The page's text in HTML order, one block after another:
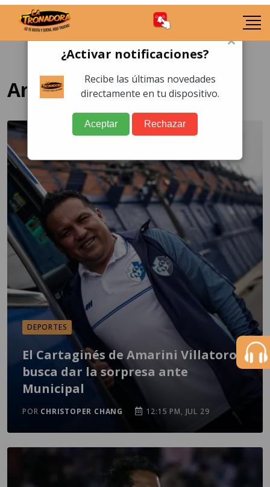
Amarini Villatoro
DEPORTES
El Cartaginés de Amarini Villatoro
busca dar la sorpresa ante
Municipal
POR CHRISTOPER CHANG 12:15 PM, JUL 29
×
¿Activar notificaciones?
Recibe las últimas novedades
directamente en tu dispositivo.
Aceptar Rechazar